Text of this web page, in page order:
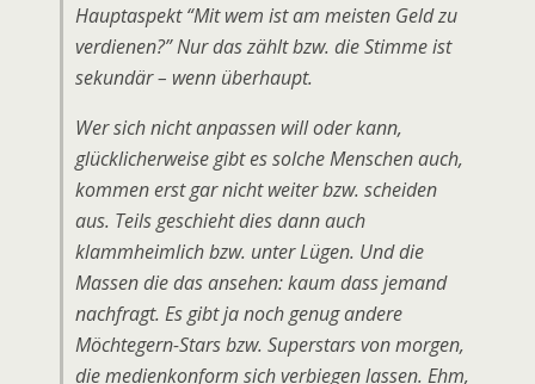
Hauptaspekt “Mit wem ist am meisten Geld zu
verdienen?” Nur das zählt bzw. die Stimme ist
sekundär – wenn überhaupt.
Wer sich nicht anpassen will oder kann,
glücklicherweise gibt es solche Menschen auch,
kommen erst gar nicht weiter bzw. scheiden
aus. Teils geschieht dies dann auch
klammheimlich bzw. unter Lügen. Und die
Massen die das ansehen: kaum dass jemand
nachfragt. Es gibt ja noch genug andere
Möchtegern-Stars bzw. Superstars von morgen,
die medienkonform sich verbiegen lassen. Ehm,